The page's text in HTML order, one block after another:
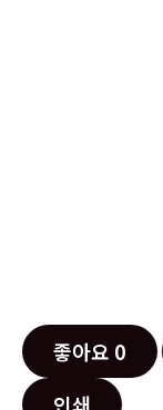
좋아요 0
인쇄